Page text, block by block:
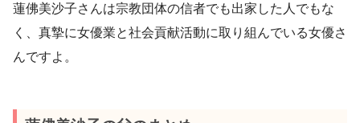
蓮佛美沙子さんは宗教団体の信者でも出家した人でもな
く、真摯に女優業と社会貢献活動に取り組んでいる女優さ
んですよ。